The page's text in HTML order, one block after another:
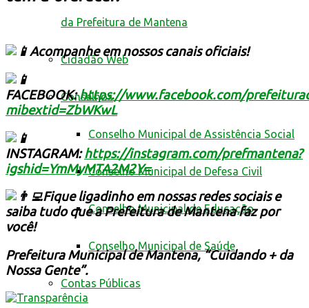
da Prefeitura de Mantena
Cidadão Web
Conselhos
Conselho Municipal de Assistência Social
Conselho Municipal de Defesa Civil
Conselho Municipal de Educação
Conselho Municipal de Saúde
Contas Públicas
Acompanhe em nossos canais oficiais!
FACEBOOK:https://www.facebook.com/
mibextid=ZbWKwL
INSTAGRAM:https://instagram.com/prefmantena?
igshid=YmMyMTA2M2Y=
Fique ligadinho em nossas redes sociais e
saiba tudo que a Prefeitura de Mantena faz por
você!
Prefeitura Municipal de Mantena, “Cuidando + da
Nossa Gente”.